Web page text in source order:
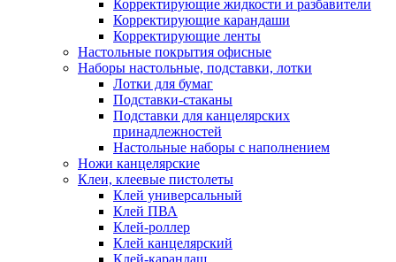
Корректирующие жидкости и разбавители
Корректирующие карандаши
Корректирующие ленты
Настольные покрытия офисные
Наборы настольные, подставки, лотки
Лотки для бумаг
Подставки-стаканы
Подставки для канцелярских
принадлежностей
Настольные наборы с наполнением
Ножи канцелярские
Клеи, клеевые пистолеты
Клей универсальный
Клей ПВА
Клей-роллер
Клей канцелярский
Клей-карандаш